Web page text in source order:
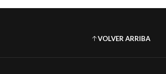
VOLVER ARRIBA